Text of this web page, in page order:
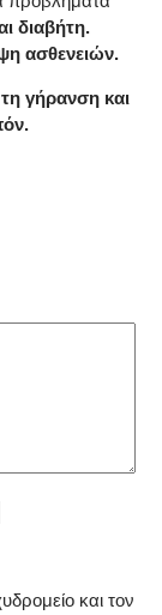
διαβήτη.
ασθενειών.
γήρανση και
και τον